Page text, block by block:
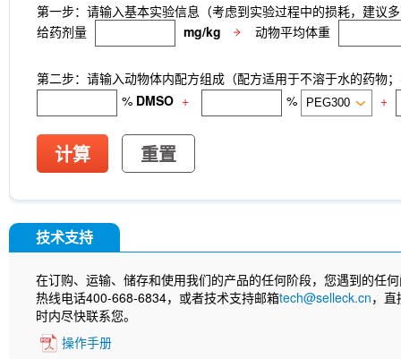
第一步：请输入基本实验信息（考虑到实验过程中的损耗，建议
给药剂量
mg/kg 动物平均体重
第二步：请输入动物体内配方组成（配方适用于不溶于水的药物
% DMSO + % +
计算 重置
技术支持
在订购、运输、储存和使用我们的产品的任何阶段，您遇到的任
热线电话400-668-6834，或者技术支持邮箱tech@selleck.cn，
时内尽快联系您。
操作手册